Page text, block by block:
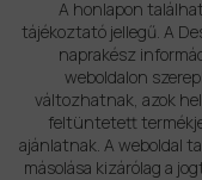
A honlapon
tájékoztató jellegű. A
naprakész
weboldalon
változhatnak, azok
feltüntetett
ajánlatnak. A weboldal
másolása kizárólag a